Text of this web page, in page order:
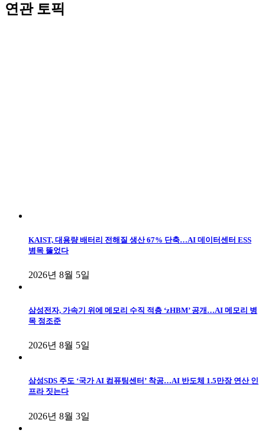
연관 토픽
KAIST, 대용량 배터리 전해질 생산 67% 단축…AI 데이터센터 ESS
병목 뚫었다
2026년 8월 5일
삼성전자, 가속기 위에 메모리 수직 적층 ‘zHBM’ 공개…AI 메모리 병
목 정조준
2026년 8월 5일
삼성SDS 주도 ‘국가 AI 컴퓨팅센터’ 착공…AI 반도체 1.5만장 연산 인
프라 짓는다
2026년 8월 3일